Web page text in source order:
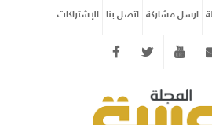
ارسل مشاركة اتصل بنا الإشتراكات
Twitter youtube